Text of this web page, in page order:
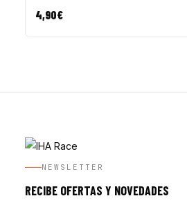
4,90€
NEWSLETTER
RECIBE OFERTAS Y NOVEDADES